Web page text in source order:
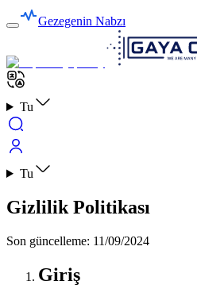
Gezegenin Nabzı
Tu
Tu
Gizlilik Politikası
Son güncelleme: 11/09/2024
Giriş